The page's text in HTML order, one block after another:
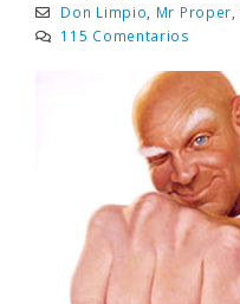
Don Limpio
Mr Proper
115 Comentarios